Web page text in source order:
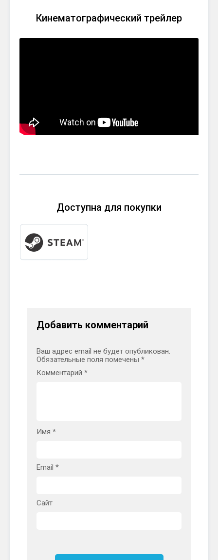
Кинематографический трейлер
Доступна для покупки
Добавить комментарий
Ваш адрес email не будет опубликован.
Обязательные поля помечены *
Комментарий *
Имя *
Email *
Сайт